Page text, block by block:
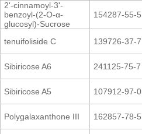
2'-cinnamoyl-3'-
benzoyl-(2-O-α-
glucosyl)-Sucrose
154287-55-5
tenuifoliside C 139726-37-7
Sibiricose A6 241125-75-7
Sibiricose A5 107912-97-0
Polygalaxanthone III 162857-78-5